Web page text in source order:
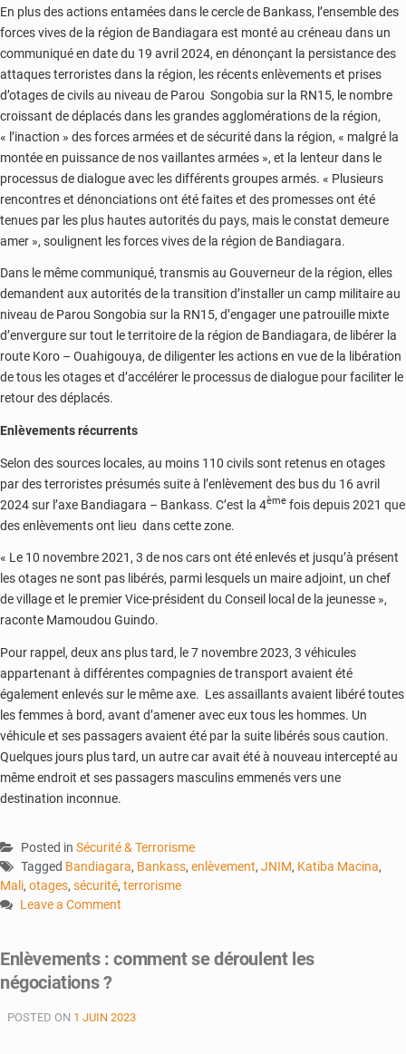
En plus des actions entamées dans le cercle de Bankass, l’ensemble des
forces vives de la région de Bandiagara est monté au créneau dans un
communiqué en date du 19 avril 2024, en dénonçant la persistance des
attaques terroristes dans la région, les récents enlèvements et prises
d’otages de civils au niveau de Parou Songobia sur la RN15, le nombre
croissant de déplacés dans les grandes agglomérations de la région,
« l’inaction » des forces armées et de sécurité dans la région, « malgré la
montée en puissance de nos vaillantes armées », et la lenteur dans le
processus de dialogue avec les différents groupes armés. « Plusieurs
rencontres et dénonciations ont été faites et des promesses ont été
tenues par les plus hautes autorités du pays, mais le constat demeure
amer », soulignent les forces vives de la région de Bandiagara.
Dans le même communiqué, transmis au Gouverneur de la région, elles
demandent aux autorités de la transition d’installer un camp militaire au
niveau de Parou Songobia sur la RN15, d’engager une patrouille mixte
d’envergure sur tout le territoire de la région de Bandiagara, de libérer la
route Koro – Ouahigouya, de diligenter les actions en vue de la libération
de tous les otages et d’accélérer le processus de dialogue pour faciliter le
retour des déplacés.
Enlèvements récurrents
Selon des sources locales, au moins 110 civils sont retenus en otages
par des terroristes présumés suite à l’enlèvement des bus du 16 avril
2024 sur l’axe Bandiagara – Bankass. C’est la 4ème fois depuis 2021 que
des enlèvements ont lieu dans cette zone.
« Le 10 novembre 2021, 3 de nos cars ont été enlevés et jusqu’à présent
les otages ne sont pas libérés, parmi lesquels un maire adjoint, un chef
de village et le premier Vice-président du Conseil local de la jeunesse »,
raconte Mamoudou Guindo.
Pour rappel, deux ans plus tard, le 7 novembre 2023, 3 véhicules
appartenant à différentes compagnies de transport avaient été
également enlevés sur le même axe. Les assaillants avaient libéré toutes
les femmes à bord, avant d’amener avec eux tous les hommes. Un
véhicule et ses passagers avaient été par la suite libérés sous caution.
Quelques jours plus tard, un autre car avait été à nouveau intercepté au
même endroit et ses passagers masculins emmenés vers une
destination inconnue.
Posted in Sécurité & Terrorisme
Tagged Bandiagara, Bankass, enlèvement, JNIM, Katiba Macina,
Mali, otages, sécurité, terrorisme
Leave a Comment
:
jusqu’où
le
Enlèvements : comment se déroulent les
négociations ?
POSTED ON 1 JUIN 2023